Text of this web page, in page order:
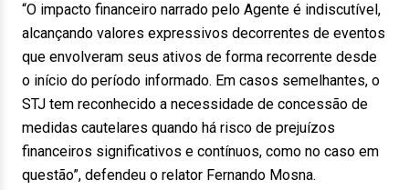
“O impacto financeiro narrado pelo Agente é indiscutível,
alcançando valores expressivos decorrentes de eventos
que envolveram seus ativos de forma recorrente desde
o início do período informado. Em casos semelhantes, o
STJ tem reconhecido a necessidade de concessão de
medidas cautelares quando há risco de prejuízos
financeiros significativos e contínuos, como no caso em
questão”, defendeu o relator Fernando Mosna.